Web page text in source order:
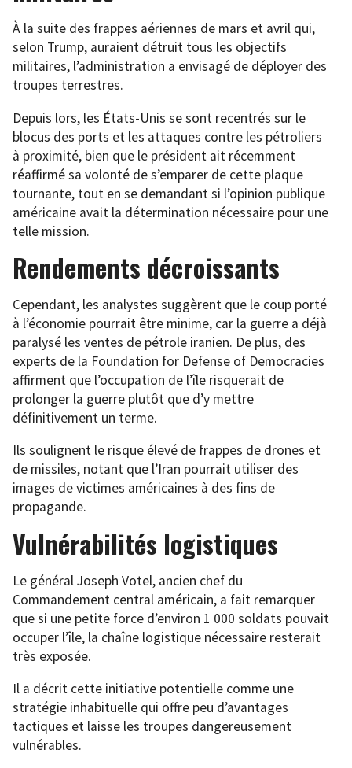
À la suite des frappes aériennes de mars et avril qui,
selon Trump, auraient détruit tous les objectifs
militaires, l’administration a envisagé de déployer des
troupes terrestres.
Depuis lors, les États-Unis se sont recentrés sur le
blocus des ports et les attaques contre les pétroliers
à proximité, bien que le président ait récemment
réaffirmé sa volonté de s’emparer de cette plaque
tournante, tout en se demandant si l’opinion publique
américaine avait la détermination nécessaire pour une
telle mission.
Rendements décroissants
Cependant, les analystes suggèrent que le coup porté
à l’économie pourrait être minime, car la guerre a déjà
paralysé les ventes de pétrole iranien. De plus, des
experts de la Foundation for Defense of Democracies
affirment que l’occupation de l’île risquerait de
prolonger la guerre plutôt que d’y mettre
définitivement un terme.
Ils soulignent le risque élevé de frappes de drones et
de missiles, notant que l’Iran pourrait utiliser des
images de victimes américaines à des fins de
propagande.
Vulnérabilités logistiques
Le général Joseph Votel, ancien chef du
Commandement central américain, a fait remarquer
que si une petite force d’environ 1 000 soldats pouvait
occuper l’île, la chaîne logistique nécessaire resterait
très exposée.
Il a décrit cette initiative potentielle comme une
stratégie inhabituelle qui offre peu d’avantages
tactiques et laisse les troupes dangereusement
vulnérables.